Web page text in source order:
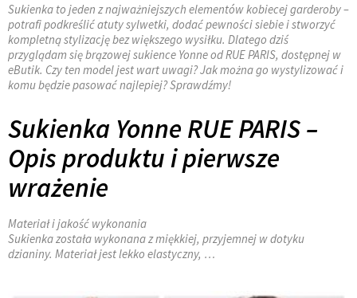
Sukienka to jeden z najważniejszych elementów kobiecej garderoby –
potrafi podkreślić atuty sylwetki, dodać pewności siebie i stworzyć
kompletną stylizację bez większego wysiłku. Dlatego dziś
przyglądam się brązowej sukience Yonne od RUE PARIS, dostępnej w
eButik. Czy ten model jest wart uwagi? Jak można go wystylizować i
komu będzie pasować najlepiej? Sprawdźmy!
Sukienka Yonne RUE PARIS –
Opis produktu i pierwsze
wrażenie
Materiał i jakość wykonania
Sukienka została wykonana z miękkiej, przyjemnej w dotyku
dzianiny. Materiał jest lekko elastyczny, …